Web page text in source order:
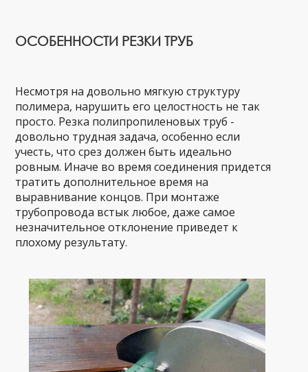
ОСОБЕННОСТИ РЕЗКИ ТРУБ
Несмотря на довольно мягкую структуру
полимера, нарушить его целостность не так
просто. Резка полипропиленовых труб -
довольно трудная задача, особенно если
учесть, что срез должен быть идеально
ровным. Иначе во время соединения придется
тратить дополнительное время на
выравнивание концов. При монтаже
трубопровода встык любое, даже самое
незначительное отклонение приведет к
плохому результату.